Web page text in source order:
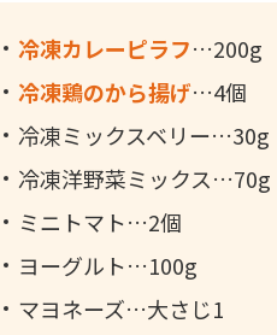
冷凍カレーピラフ
200g
冷凍鶏のから揚げ
4個
冷凍ミックスベリー
30g
冷凍洋野菜ミックス
70g
ミニトマト
2個
ヨーグルト
100g
マヨネーズ
大さじ1